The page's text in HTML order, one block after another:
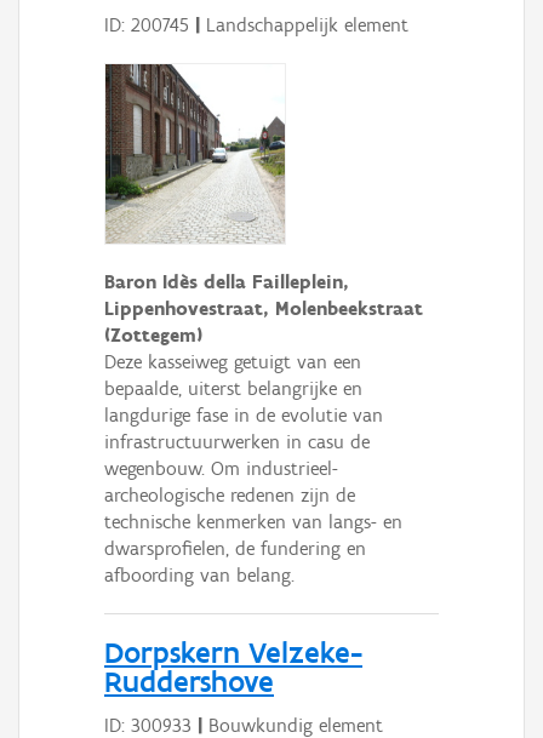
ID: 200745 | Landschappelijk element
Baron Idès della Failleplein,
Lippenhovestraat, Molenbeekstraat
(Zottegem)
Deze kasseiweg getuigt van een
bepaalde, uiterst belangrijke en
langdurige fase in de evolutie van
infrastructuurwerken in casu de
wegenbouw. Om industrieel-
archeologische redenen zijn de
technische kenmerken van langs- en
dwarsprofielen, de fundering en
afboording van belang.
Dorpskern Velzeke-
Ruddershove
ID: 300933 | Bouwkundig element